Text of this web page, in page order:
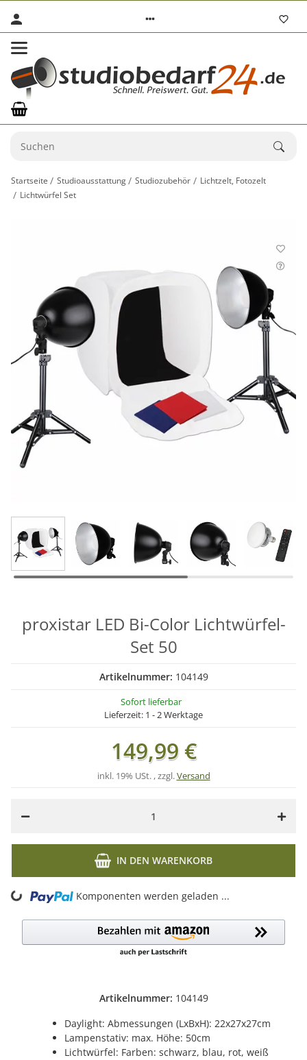
Startseite Studioausstattung Studiozubehör
Lichtzelt, Fotozelt
Lichtwürfel Set
Artikelnummer: 104149
Daylight: Abmessungen (LxBxH): 22x27x27cm
Lampenstativ: max. Höhe: 50cm
Lichtwürfel: Farben: schwarz, blau, rot, weiß
proxistar LED Bi-Color Lichtwürfel-
Set 50
Artikelnummer: 104149
Sofort lieferbar
Lieferzeit: 1 - 2 Werktage
149,99 €
inkl. 19% USt. , zzgl.Versand
IN DEN WARENKORB
Komponenten werden geladen ...